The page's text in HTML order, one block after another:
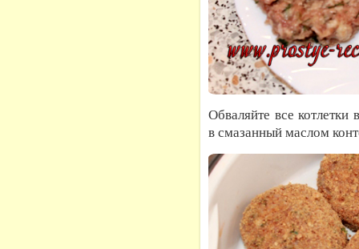
Обваляйте все
в смазанный маслом